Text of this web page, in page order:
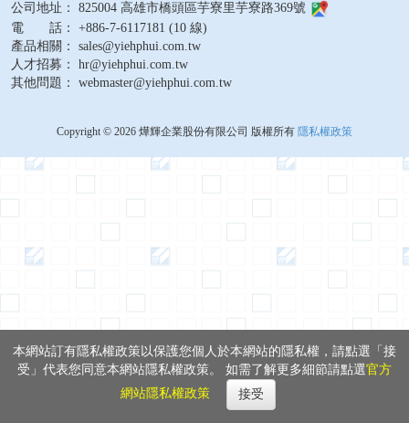
公司地址： 825004 高雄市橋頭區芋寮里芋寮路369號
電 話： +886-7-6117181 (10 線)
產品相關： sales@yiehphui.com.tw
人才招募： hr@yiehphui.com.tw
其他問題： webmaster@yiehphui.com.tw
Copyright © 2026 燁輝企業股份有限公司 版權所有 隱私權政策
本網站訂有隱私權政策以保護您個人於本網站的隱私權，請點選「接
受」代表您同意本網站隱私權政策。 如需了解更多細節請點選官方
網站隱私權政策
接受